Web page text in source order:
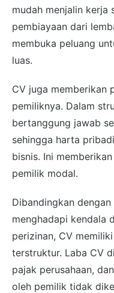
mudah menjalin kerja
pembiayaan dari
membuka peluang
luas.
CV juga memberikan
pemiliknya. Dalam
bertanggung jawab
sehingga harta
bisnis. Ini
pemilik modal.
Dibandingkan
menghadapi kendala
perizinan, CV
terstruktur. Laba CV
pajak perusahaan,
oleh pemilik tidak